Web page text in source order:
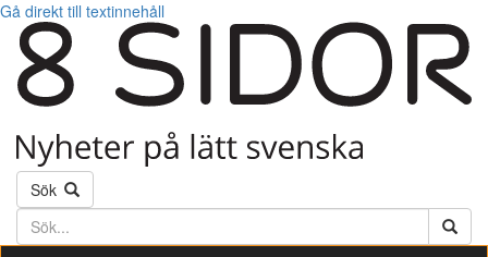
Gå direkt till textinnehåll
Sök
Söktext